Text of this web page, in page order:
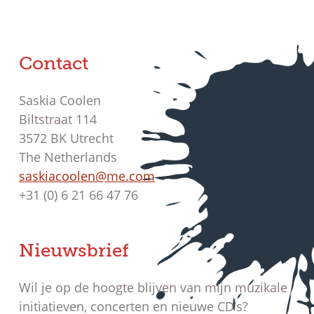
Contact
Saskia Coolen
Biltstraat 114
3572 BK Utrecht
The Netherlands
saskiacoolen@me.com
+31 (0) 6 21 66 47 76
Nieuwsbrief
Wil je op de hoogte blijven van mijn muzikale
initiatieven, concerten en nieuwe CD’s?